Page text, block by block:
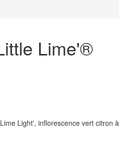
Lime'®
Light', inflorescence vert citron à